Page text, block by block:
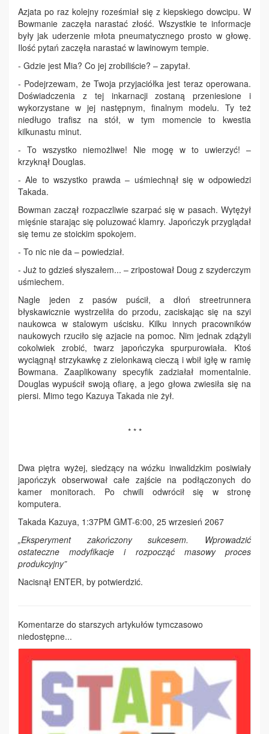
Azjata po raz kolejny roześmiał się z kiepskiego dowcipu. W
Bowmanie zaczęła narastać złość. Wszystkie te informacje
były jak uderzenie młota pneumatycznego prosto w głowę.
Ilość pytań zaczęła narastać w lawinowym tempie.
- Gdzie jest Mia? Co jej zrobiliście? – zapytał.
- Podejrzewam, że Twoja przyjaciółka jest teraz operowana.
Doświadczenia z tej inkarnacji zostaną przeniesione i
wykorzystane w jej następnym, finalnym modelu. Ty też
niedługo trafisz na stół, w tym momencie to kwestia
kilkunastu minut.
- To wszystko niemożliwe! Nie mogę w to uwierzyć! –
krzyknął Douglas.
- Ale to wszystko prawda – uśmiechnął się w odpowiedzi
Takada.
Bowman zaczął rozpaczliwie szarpać się w pasach. Wytężył
mięśnie starając się poluzować klamry. Japończyk przyglądał
się temu ze stoickim spokojem.
- To nic nie da – powiedział.
- Już to gdzieś słyszałem... – zripostował Doug z szyderczym
uśmiechem.
Nagle jeden z pasów puścił, a dłoń streetrunnera
błyskawicznie wystrzeliła do przodu, zaciskając się na szyi
naukowca w stalowym uścisku. Kilku innych pracowników
naukowych rzuciło się azjacie na pomoc. Nim jednak zdążyli
cokolwiek zrobić, twarz japończyka spurpurowiała. Ktoś
wyciągnął strzykawkę z zielonkawą cieczą i wbił igłę w ramię
Bowmana. Zaaplikowany specyfik zadziałał momentalnie.
Douglas wypuścił swoją ofiarę, a jego głowa zwiesiła się na
piersi. Mimo tego Kazuya Takada nie żył.
* * *
Dwa piętra wyżej, siedzący na wózku inwalidzkim posiwiały
japończyk obserwował całe zajście na podłączonych do
kamer monitorach. Po chwili odwrócił się w stronę
komputera.
Takada Kazuya, 1:37PM GMT-6:00, 25 wrzesień 2067
„Eksperyment zakończony sukcesem. Wprowadzić
ostateczne modyfikacje i rozpocząć masowy proces
produkcyjny”
Nacisnął ENTER, by potwierdzić.
Komentarze do starszych artykułów tymczasowo
niedostępne...